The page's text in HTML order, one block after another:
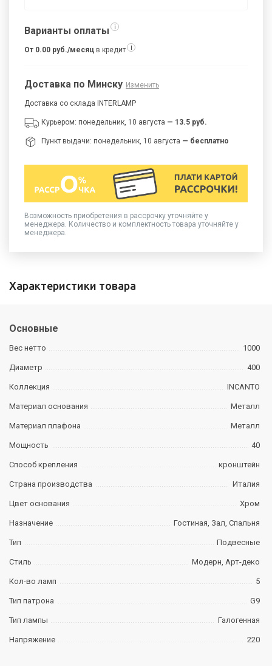
Варианты оплаты i
От 0.00 руб./месяц в кредит i
Доставка по Минску Изменить
Доставка со склада INTERLAMP
Курьером: понедельник, 10 августа — 13.5 руб.
Пункт выдачи: понедельник, 10 августа — бесплатно
Возможность приобретения в рассрочку уточняйте у
менеджера. Количество и комплектность товара уточняйте у
менеджера.
Характеристики товара
Основные
Вес нетто 1000
Диаметр 400
Коллекция INCANTO
Материал основания Металл
Материал плафона Металл
Мощность 40
Способ крепления кронштейн
Страна производства Италия
Цвет основания Хром
Назначение Гостиная, Зал, Спальня
Тип Подвесные
Стиль Модерн, Арт-деко
Кол-во ламп 5
Тип патрона G9
Тип лампы Галогенная
Напряжение 220